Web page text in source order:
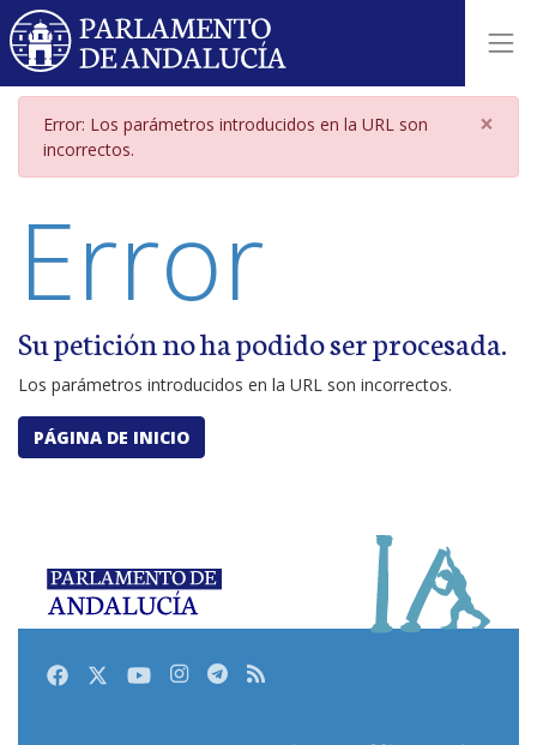
Página de error por parámetros
Error: Los parámetros introducidos en la URL son
incorrectos.
×
Error
Su petición no ha podido ser procesada.
Los parámetros introducidos en la URL son incorrectos.
PÁGINA DE INICIO
FacebookTwitterYoutubeInstagram
Telegram
RSS